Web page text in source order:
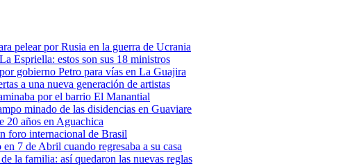
pelear por Rusia en la guerra de Ucrania
Espriella: estos son sus 18 ministros
gobierno Petro para vías en La Guajira
a una nueva generación de artistas
por el barrio El Manantial
minado de las disidencias en Guaviare
20 años en Aguachica
foro internacional de Brasil
7 de Abril cuando regresaba a su casa
la familia: así quedaron las nuevas reglas